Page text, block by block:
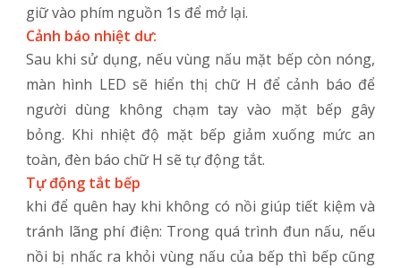
giữ vào phím nguồn 1s để mở lại.
Cảnh báo nhiệt dư:
Sau khi sử dụng, nếu vùng nấu mặt bếp còn nóng,
màn hình LED sẽ hiển thị chữ H để cảnh báo để
người dùng không chạm tay vào mặt bếp gây
bỏng. Khi nhiệt độ mặt bếp giảm xuống mức an
toàn, đèn báo chữ H sẽ tự động tắt.
Tự động tắt bếp
khi để quên hay khi không có nồi giúp tiết kiệm và
tránh lãng phí điện: Trong quá trình đun nấu, nếu
nồi bị nhấc ra khỏi vùng nấu của bếp thì bếp cũng